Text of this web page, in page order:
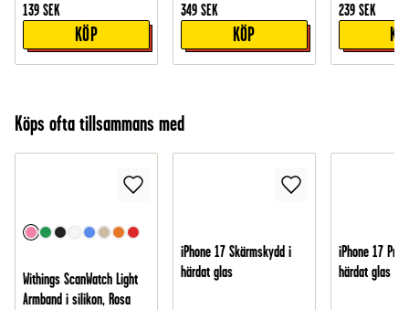
139 SEK
KÖP
349 SEK
KÖP
239 SEK
Köps ofta tillsammans med
Withings ScanWatch Light
Armband i silikon, Rosa
iPhone 17 Skärmskydd i
härdat glas
iPhone 17 Pro
härdat glas